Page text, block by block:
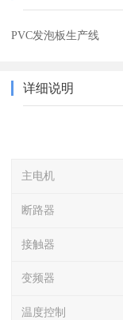
PVC发泡板生产线
详细说明
主电机
断路器
接触器
变频器
温度控制